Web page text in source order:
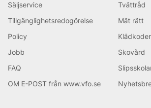
Säljservice
Tillgänglighetsredogörelse
Policy
Jobb
FAQ
OM E-POST från www.vfo.se
Tvättråd
Mät rätt
Klädkoder
Skovård